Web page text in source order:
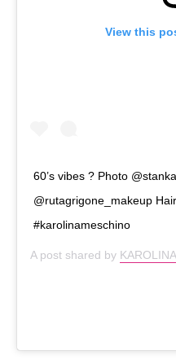
View this
60’s vibes ? Photo
@rutagrigone_makeup
#karolinameschino
A post shared by